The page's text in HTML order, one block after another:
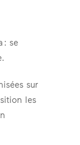
: se
sur
les